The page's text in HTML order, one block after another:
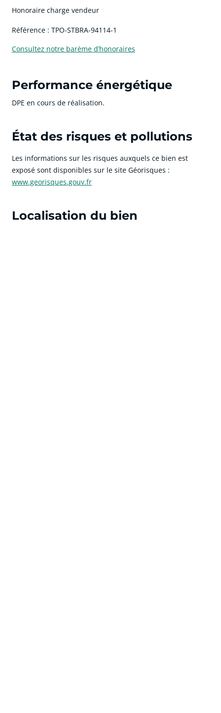
Honoraire charge vendeur
Référence : TPO-STBRA-94114-1
Consultez notre barème d’honoraires
Performance énergétique
DPE en cours de réalisation.
État des risques et pollutions
Les informations sur les risques auxquels ce bien est
exposé sont disponibles sur le site Géorisques :
www.georisques.gouv.fr
Localisation du bien